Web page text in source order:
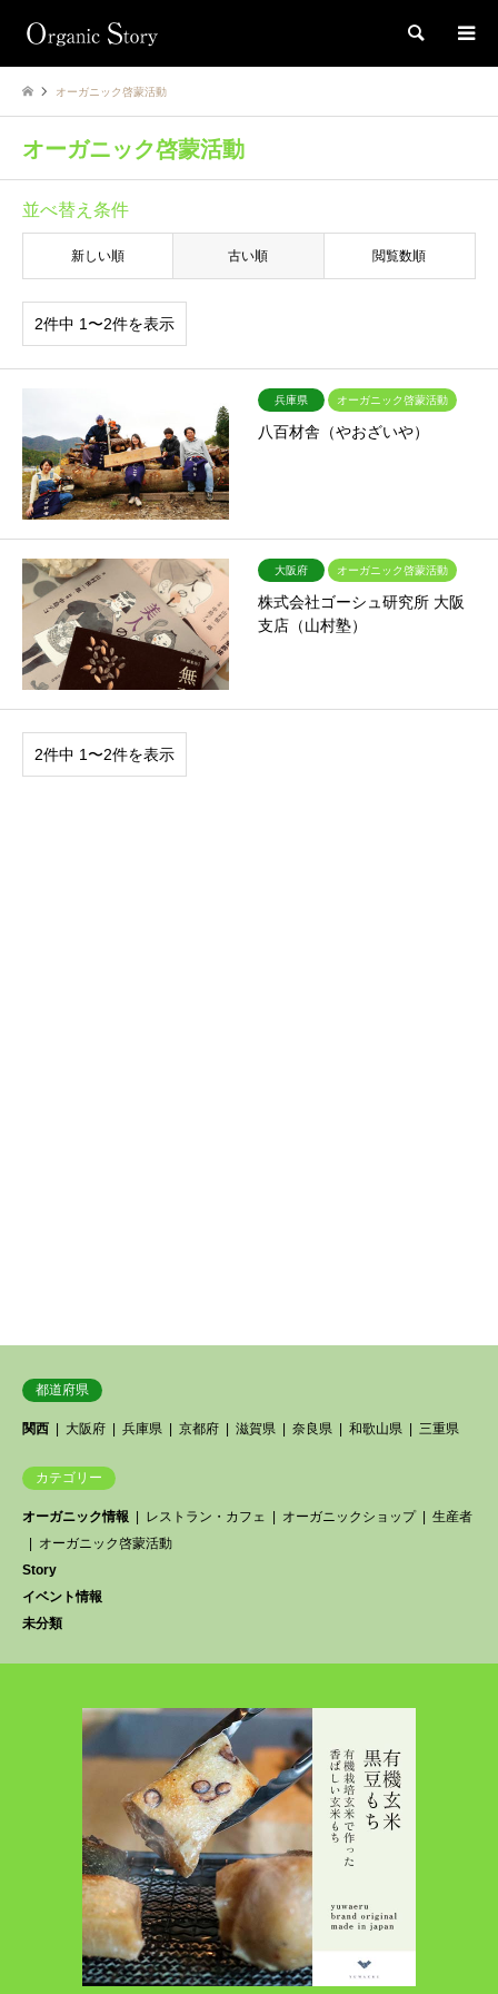
検索
オーガニック啓蒙活動
オーガニック啓蒙活動
並べ替え条件
新しい順 古い順 閲覧数順
2件中 1〜2件を表示
兵庫県 オーガニック啓蒙活動
八百材舎（やおざいや）
大阪府 オーガニック啓蒙活動
株式会社ゴーシュ研究所 大阪
支店（山村塾）
2件中 1〜2件を表示
都道府県
関西 大阪府 兵庫県 京都府 滋賀県 奈良県 和歌山県 三重県
カテゴリー
オーガニック情報 レストラン・カフェ オーガニックショップ
生産者
オーガニック啓蒙活動
Story
イベント情報
未分類